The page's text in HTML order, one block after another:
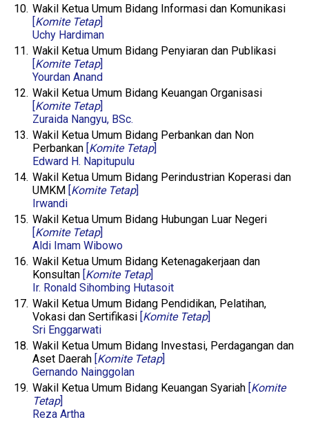
10. Wakil Ketua Umum Bidang Informasi dan Komunikasi
[Komite Tetap]
Uchy Hardiman
11. Wakil Ketua Umum Bidang Penyiaran dan Publikasi
[Komite Tetap]
Yourdan Anand
12. Wakil Ketua Umum Bidang Keuangan Organisasi
[Komite Tetap]
Zuraida Nangyu, BSc.
13. Wakil Ketua Umum Bidang Perbankan dan Non
Perbankan [Komite Tetap]
Edward H. Napitupulu
14. Wakil Ketua Umum Bidang Perindustrian Koperasi dan
UMKM [Komite Tetap]
Irwandi
15. Wakil Ketua Umum Bidang Hubungan Luar Negeri
[Komite Tetap]
Aldi Imam Wibowo
16. Wakil Ketua Umum Bidang Ketenagakerjaan dan
Konsultan [Komite Tetap]
Ir. Ronald Sihombing Hutasoit
17. Wakil Ketua Umum Bidang Pendidikan, Pelatihan,
Vokasi dan Sertifikasi [Komite Tetap]
Sri Enggarwati
18. Wakil Ketua Umum Bidang Investasi, Perdagangan dan
Aset Daerah [Komite Tetap]
Gernando Nainggolan
19. Wakil Ketua Umum Bidang Keuangan Syariah [Komite
Tetap]
Reza Artha